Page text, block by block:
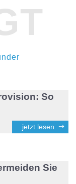
So
jetzt lesen
Sie